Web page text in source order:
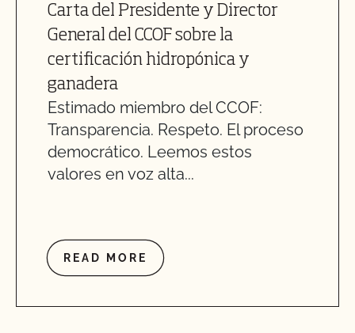
Carta del Presidente y Director
General del CCOF sobre la
certificación hidropónica y
ganadera
Estimado miembro del CCOF:
Transparencia. Respeto. El proceso
democrático. Leemos estos
valores en voz alta...
READ MORE